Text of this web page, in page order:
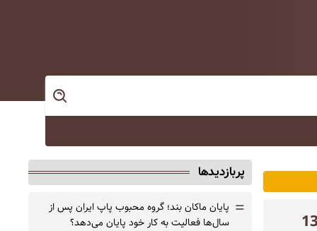
پربازدیدها
= پایان ماکان بند؛ گروه محبوب پاپ ایران پس از
سال‌ها فعالیت به کار خود پایان می‌دهد؟